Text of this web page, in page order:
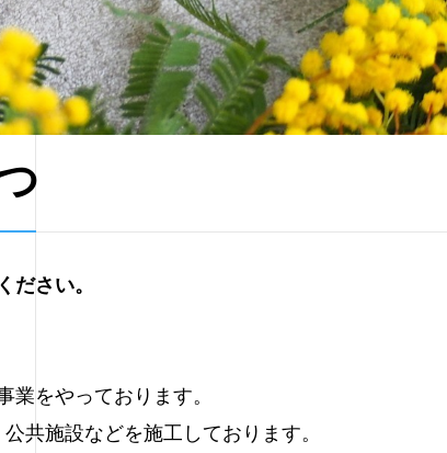
ださい。
をやっております。
共施設などを施工しております。